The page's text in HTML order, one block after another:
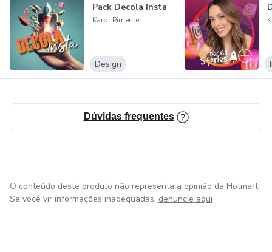
* Pessoas que buscam aprimorar suas habilidades criativas
Pack Decola Insta
Karol Pimentel
Design
Dúvidas frequentes
O conteúdo deste produto não representa a opinião da Hotmart.
Se você vir informações inadequadas, denuncie aqui